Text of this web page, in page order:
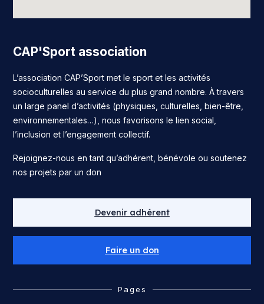
CAP'Sport association
L’association CAP’Sport met le sport et les activités
socioculturelles au service du plus grand nombre. À travers
un large panel d’activités (physiques, culturelles, bien-être,
environnementales…), nous favorisons le lien social,
l’inclusion et l’engagement collectif.
Rejoignez-nous en tant qu’adhérent, bénévole ou soutenez
nos projets par un don
Devenir adhérent
Faire un don
Pages